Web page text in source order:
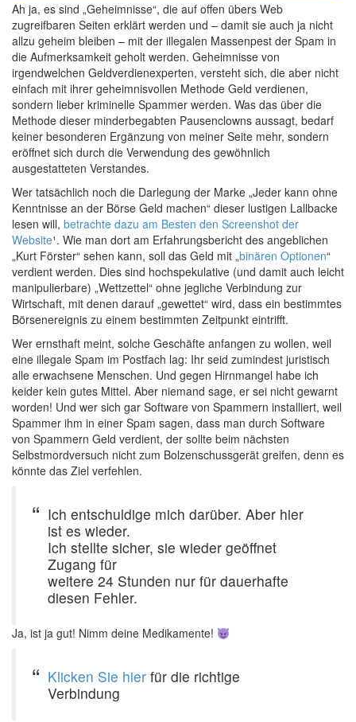
Ah ja, es sind „Geheimnisse“, die auf offen übers Web
zugreifbaren Seiten erklärt werden und – damit sie auch ja nicht
allzu geheim bleiben – mit der illegalen Massenpest der Spam in
die Aufmerksamkeit geholt werden. Geheimnisse von
irgendwelchen Geldverdienexperten, versteht sich, die aber nicht
einfach mit ihrer geheimnisvollen Methode Geld verdienen,
sondern lieber kriminelle Spammer werden. Was das über die
Methode dieser minderbegabten Pausenclowns aussagt, bedarf
keiner besonderen Ergänzung von meiner Seite mehr, sondern
eröffnet sich durch die Verwendung des gewöhnlich
ausgestatteten Verstandes.
Wer tatsächlich noch die Darlegung der Marke „Jeder kann ohne
Kenntnisse an der Börse Geld machen“ dieser lustigen Lallbacke
lesen will, betrachte dazu am Besten den Screenshot der
Website¹. Wie man dort am Erfahrungsbericht des angeblichen
„Kurt Förster“ sehen kann, soll das Geld mit „binären Optionen“
verdient werden. Dies sind hochspekulative (und damit auch leicht
manipulierbare) „Wettzettel“ ohne jegliche Verbindung zur
Wirtschaft, mit denen darauf „gewettet“ wird, dass ein bestimmtes
Börsenereignis zu einem bestimmten Zeitpunkt eintrifft.
Wer ernsthaft meint, solche Geschäfte anfangen zu wollen, weil
eine illegale Spam im Postfach lag: Ihr seid zumindest juristisch
alle erwachsene Menschen. Und gegen Hirnmangel habe ich
keider kein gutes Mittel. Aber niemand sage, er sei nicht gewarnt
worden! Und wer sich gar Software von Spammern installiert, weil
Spammer ihm in einer Spam sagen, dass man durch Software
von Spammern Geld verdient, der sollte beim nächsten
Selbstmordversuch nicht zum Bolzenschussgerät greifen, denn es
könnte das Ziel verfehlen.
Ich entschuldige mich darüber. Aber hier
ist es wieder.
Ich stellte sicher, sie wieder geöffnet
Zugang für
weitere 24 Stunden nur für dauerhafte
diesen Fehler.
Ja, ist ja gut! Nimm deine Medikamente!
Klicken Sie hier für die richtige
Verbindung